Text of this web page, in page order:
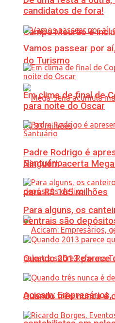
Campo Mourão é
do Turismo
Ninguém acerta
para R$ 165 milhões
Acicam:
candidatos de fora!
Vamos passear por
Em clima de final de
para noite do Oscar
Padre Rodrigo é
Santuário
Para alguns, os
centrais são
Quando 2013 parece
Quando três nunca é